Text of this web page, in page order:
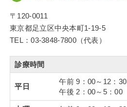
〒120-0011
東京都足立区中央本町1-19-5
TEL：03-3848-7800（代表）
診療時間
平日
午前 9：00～12：30
午後 2：00～5：00